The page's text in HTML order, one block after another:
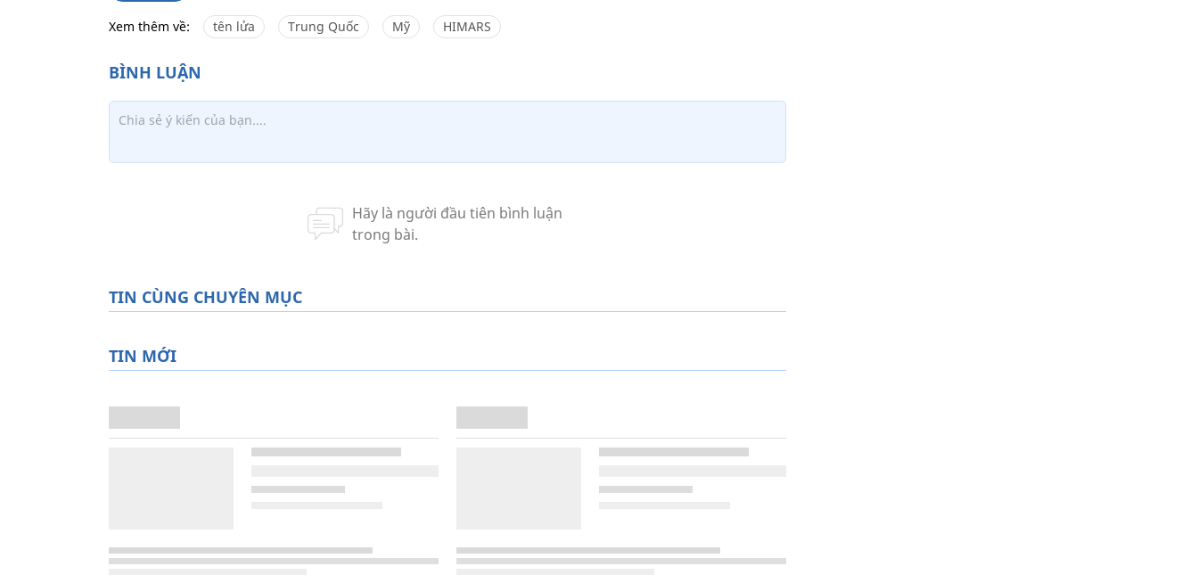
Xem thêm về: tên lửa Trung Quốc Mỹ HIMARS
TIN CÙNG CHUYÊN MỤC
TIN MỚI